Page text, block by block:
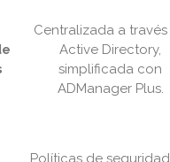
Centralizada a
Active Directory,
simplificada con
ADManager Plus.
Políticas de